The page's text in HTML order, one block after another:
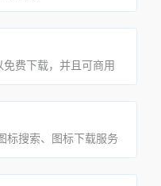
费下载，并且可商用
标搜索、图标下载服务